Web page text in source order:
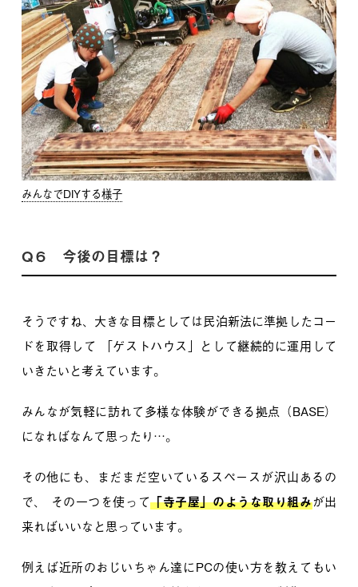
みんなでDIYする様子
Q６ 今後の目標は？
そうですね、大きな目標としては民泊新法に準拠したコー
ドを取得して
「ゲストハウス」として継続的に運用して
いきたいと考えています。
みんなが気軽に訪れて多様な体験ができる拠点（BASE）
になればなんて思ったり…。
その他にも、まだまだ空いているスペースが沢山あるの
で、
その一つを使って「寺子屋」のような取り組みが出
来ればいいなと思っています。
例えば近所のおじいちゃん達にPCの使い方を教えてもい